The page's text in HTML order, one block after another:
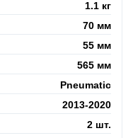
1.1 кг
70 мм
55 мм
565 мм
Pneumatic
2013-2020
2 шт.